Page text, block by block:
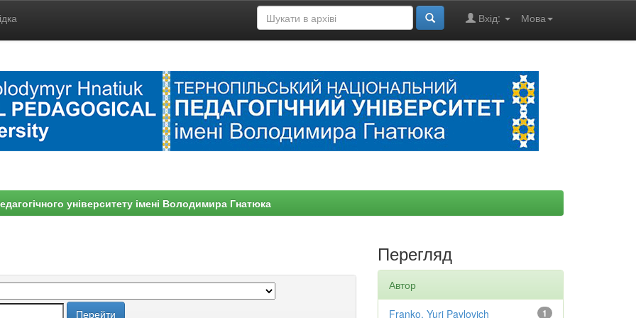
Мова
Вхід:
університету імені Володимира Гнатюка
Перегляд
Автор
1
Franko, Yuri Pavlovich